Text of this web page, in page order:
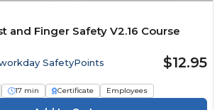
and Finger Safety V2.16 Course
SafetyPoints $12.95
17 min Certificate Employees